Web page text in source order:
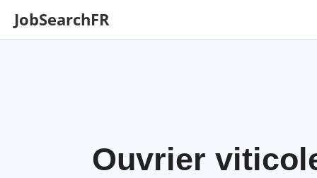
JobSearchFR
Ouvrier